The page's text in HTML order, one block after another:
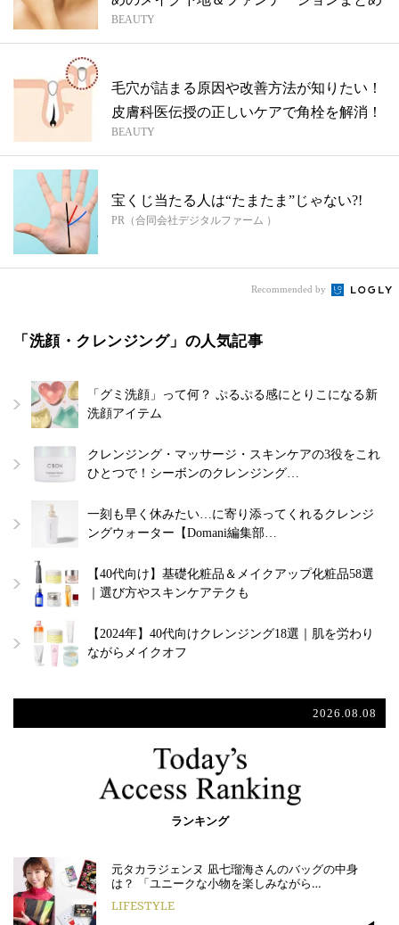
BEAUTY
毛穴が詰まる原因や改善方法が知りたい！
皮膚科医伝授の正しいケアで角栓を解消！
BEAUTY
宝くじ当たる人は“たまたま”じゃない?!
PR（合同会社デジタルファーム ）
Recommended by
「洗顔・クレンジング」の人気記事
「グミ洗顔」って何？ ぷるぷる感にとりこになる新
洗顔アイテム
クレンジング・マッサージ・スキンケアの3役をこれ
ひとつで！シーボンのクレンジング…
一刻も早く休みたい…に寄り添ってくれるクレンジ
ングウォーター【Domani編集部…
【40代向け】基礎化粧品＆メイクアップ化粧品58選
｜選び方やスキンケアテクも
【2024年】40代向けクレンジング18選｜肌を労わり
ながらメイクオフ
2026.08.08
ランキング
元タカラジェンヌ 凪七瑠海さんのバッグの中身
は？ 「ユニークな小物を楽しみながら…
LIFESTYLE